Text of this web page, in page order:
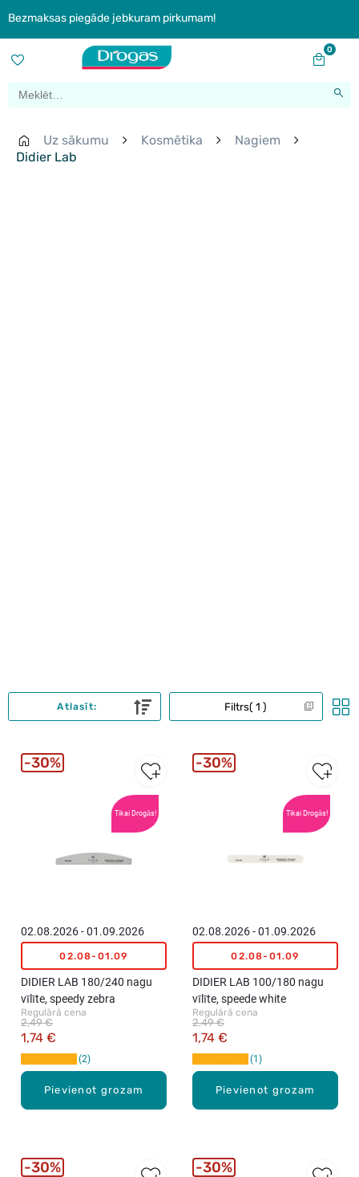
Bezmaksas piegāde jebkuram pirkumam!
0
Uz sākumu Kosmētika
Nagiem
Didier Lab
Filtrs 1
Atlasīt:
Tikai Drogās!
Pievienot grozam
02.08.2026 - 01.09.2026
02.08-01.09
DIDIER LAB 180/240 nagu
vīlīte, speedy zebra
Regulārā cena
1,74 €
2,49 €
2
30%
Tikai Drogās!
Pievienot grozam
02.08.2026 - 01.09.2026
02.08-01.09
DIDIER LAB 100/180 nagu
vīlīte, speede white
Regulārā cena
1,74 €
2,49 €
1
30%
30% 30%